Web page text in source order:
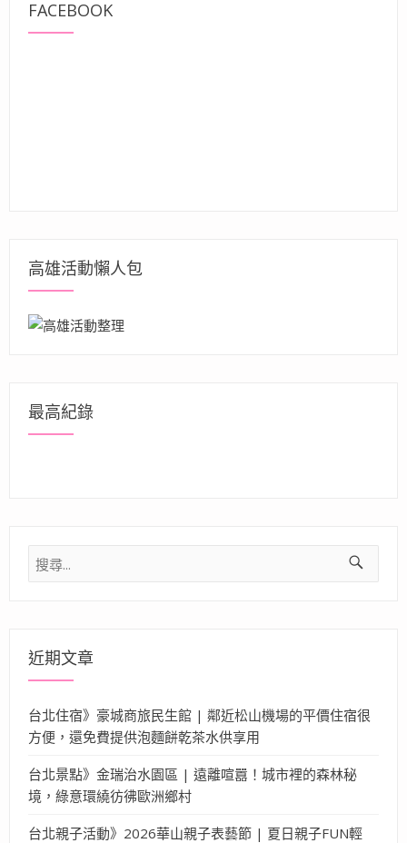
FACEBOOK
高雄活動懶人包
最高紀錄
搜
尋
近期文章
台北住宿》豪城商旅民生館 | 鄰近松山機場的平價住宿很
方便，還免費提供泡麵餅乾茶水供享用
台北景點》金瑞治水園區 | 遠離喧囂！城市裡的森林秘
境，綠意環繞彷彿歐洲鄉村
台北親子活動》2026華山親子表藝節 | 夏日親子FUN輕